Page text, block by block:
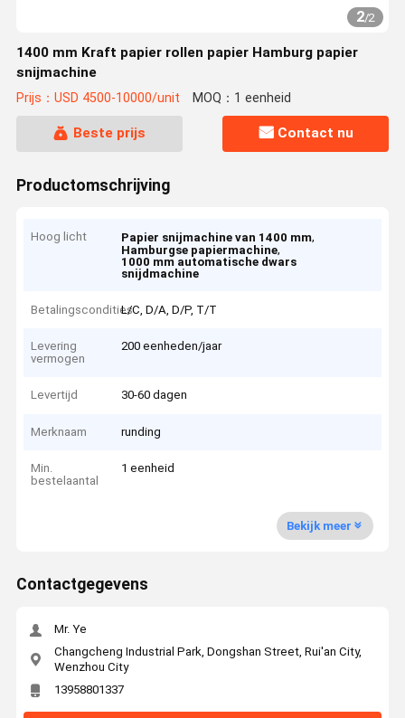
2/2
1400 mm Kraft papier rollen papier Hamburg papier
snijmachine
Prijs：USD 4500-10000/unit MOQ：1 eenheid
Beste prijs Contact nu
Productomschrijving
Hoog licht Papier snijmachine van 1400 mm,
Hamburgse papiermachine,
1000 mm automatische dwars
snijdmachine
BetalingsconditiesL/C, D/A, D/P, T/T
Levering
vermogen
200 eenheden/jaar
Levertijd 30-60 dagen
Merknaam runding
Min.
bestelaantal
1 eenheid
Bekijk meer
Contactgegevens
Mr. Ye
Changcheng Industrial Park, Dongshan Street, Rui'an City,
Wenzhou City
13958801337